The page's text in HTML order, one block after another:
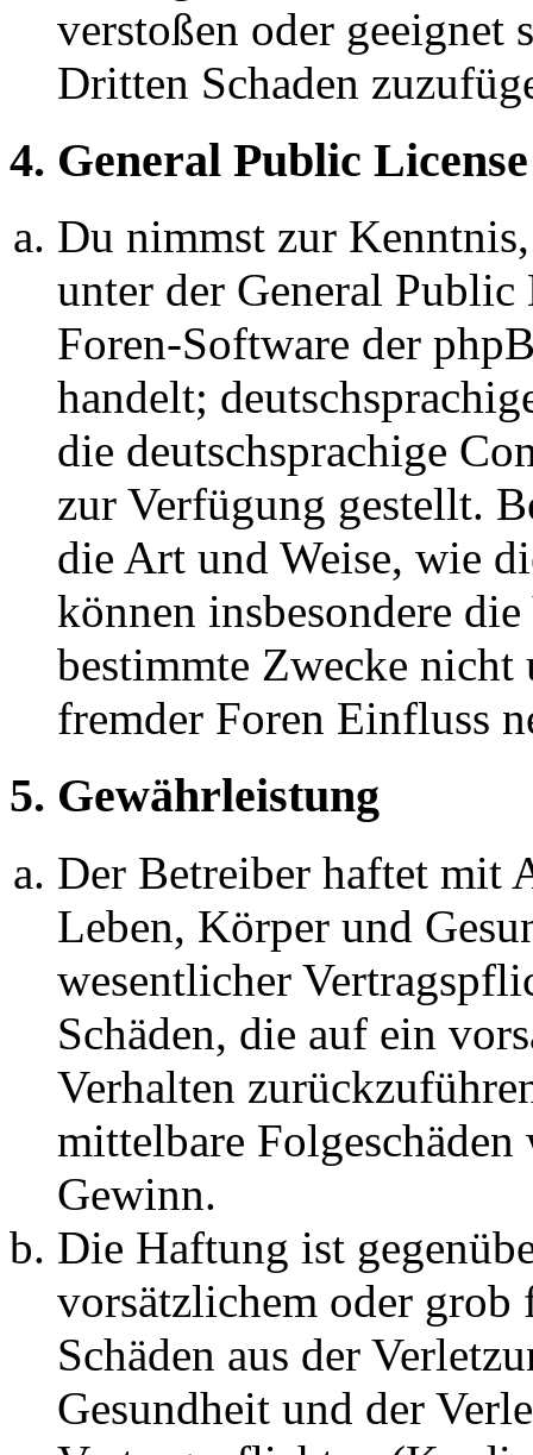
verstoßen oder geeignet
Dritten Schaden
4. General Public License
Du nimmst zur
unter der General
Foren-Software der
handelt;
die deutschsprachige
zur Verfügung gestellt.
die Art und Weise, wie
können insbesondere
bestimmte Zwecke nicht
fremder Foren Einfluss
5. Gewährleistung
Der Betreiber haftet mit
Leben, Körper und
wesentlicher
Schäden, die auf ein
Verhalten
mittelbare Folgeschäden
Gewinn.
Die Haftung ist
vorsätzlichem oder grob
Schäden aus der
Gesundheit und der